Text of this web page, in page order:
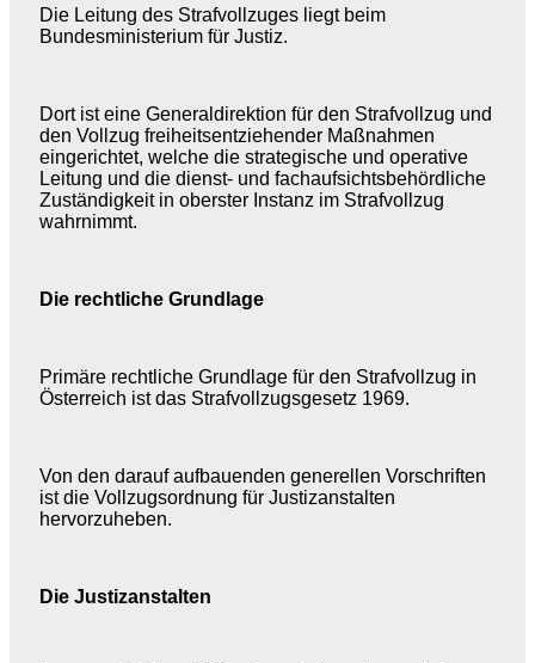
Die Leitung des Strafvollzuges liegt beim
Bundesministerium für Justiz.
Dort ist eine Generaldirektion für den Strafvollzug und
den Vollzug freiheitsentziehender Maßnahmen
eingerichtet, welche die strategische und operative
Leitung und die dienst- und fachaufsichtsbehördliche
Zuständigkeit in oberster Instanz im Strafvollzug
wahrnimmt.
Die rechtliche Grundlage
Primäre rechtliche Grundlage für den Strafvollzug in
Österreich ist das Strafvollzugsgesetz 1969.
Von den darauf aufbauenden generellen Vorschriften
ist die Vollzugsordnung für Justizanstalten
hervorzuheben.
Die Justizanstalten